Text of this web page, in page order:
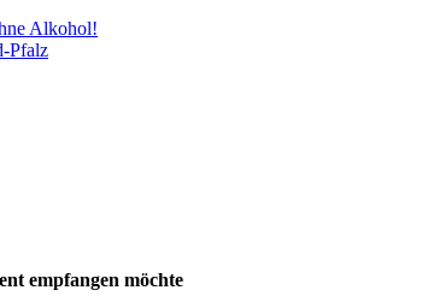
Alkohol!
Pfalz
empfangen möchte